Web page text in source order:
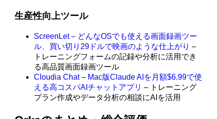
生産性向上ツール
ScreenLet – どんなOSでも使える画面録画ツー
ル、買い切り29ドルで映画のような仕上がり –
トレーニングフォームの記録や分析に活用でき
る高品質画面録画ツール
Cloudia Chat – Mac版Claude AIを月額$6.99で使
える高コスパAIチャットアプリ – トレーニング
プラン作成やデータ分析の相談にAIを活用